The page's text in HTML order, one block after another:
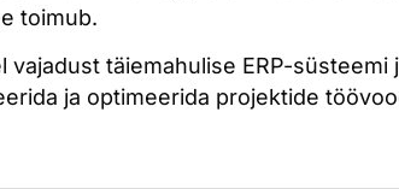
toimub.
täiemahulise ERP-süsteemi
ja optimeerida projektide